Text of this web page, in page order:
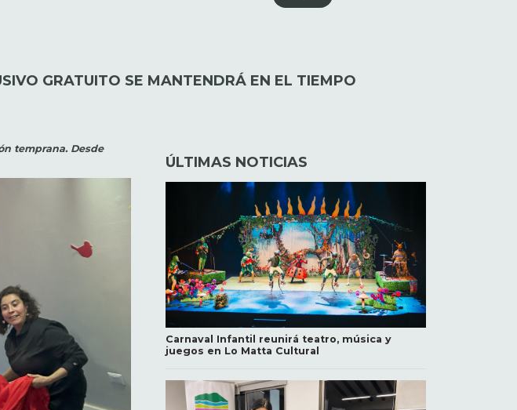
GRATUITO SE MANTENDRÁ EN EL TIEMPO
temprana. Desde
ÚLTIMAS NOTICIAS
Carnaval Infantil reunirá teatro, música y
juegos en Lo Matta Cultural